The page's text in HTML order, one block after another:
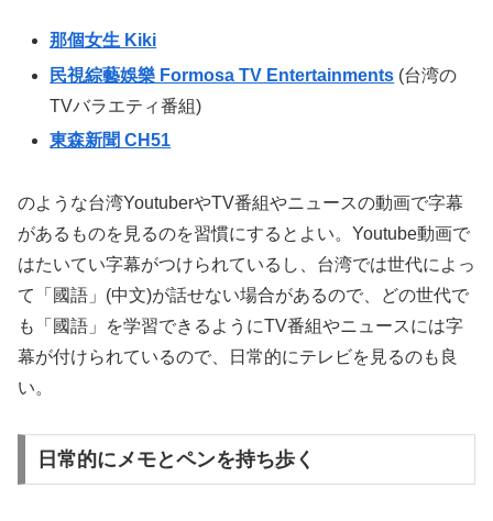
那個女生 Kiki
民視綜藝娛樂 Formosa TV Entertainments (台湾の
TVバラエティ番組)
東森新聞 CH51
のような台湾YoutuberやTV番組やニュースの動画で字幕
があるものを見るのを習慣にするとよい。Youtube動画で
はたいてい字幕がつけられているし、台湾では世代によっ
て「國語」(中文)が話せない場合があるので、どの世代で
も「國語」を学習できるようにTV番組やニュースには字
幕が付けられているので、日常的にテレビを見るのも良
い。
日常的にメモとペンを持ち歩く